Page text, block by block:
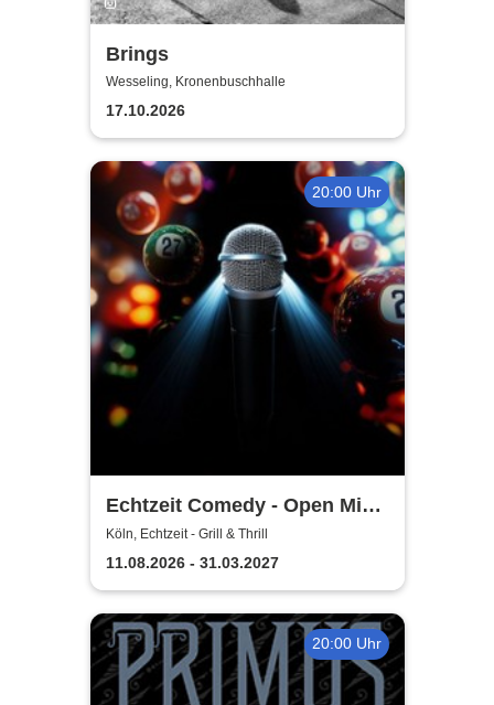
Brings
Wesseling, Kronenbuschhalle
17.10.2026
20:00 Uhr
Echtzeit Comedy - Open Mic
& Bingo
Köln, Echtzeit - Grill & Thrill
11.08.2026 - 31.03.2027
20:00 Uhr